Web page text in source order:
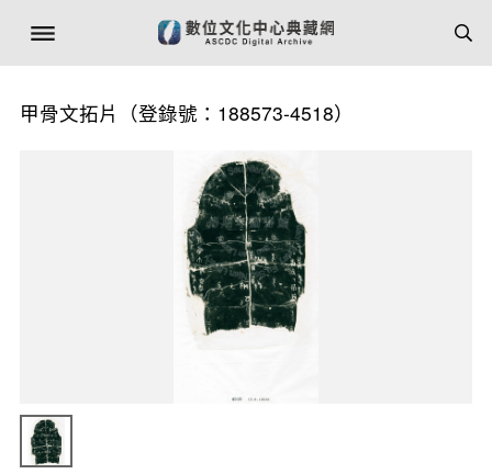
甲骨文拓片（登錄號：188573-4518）